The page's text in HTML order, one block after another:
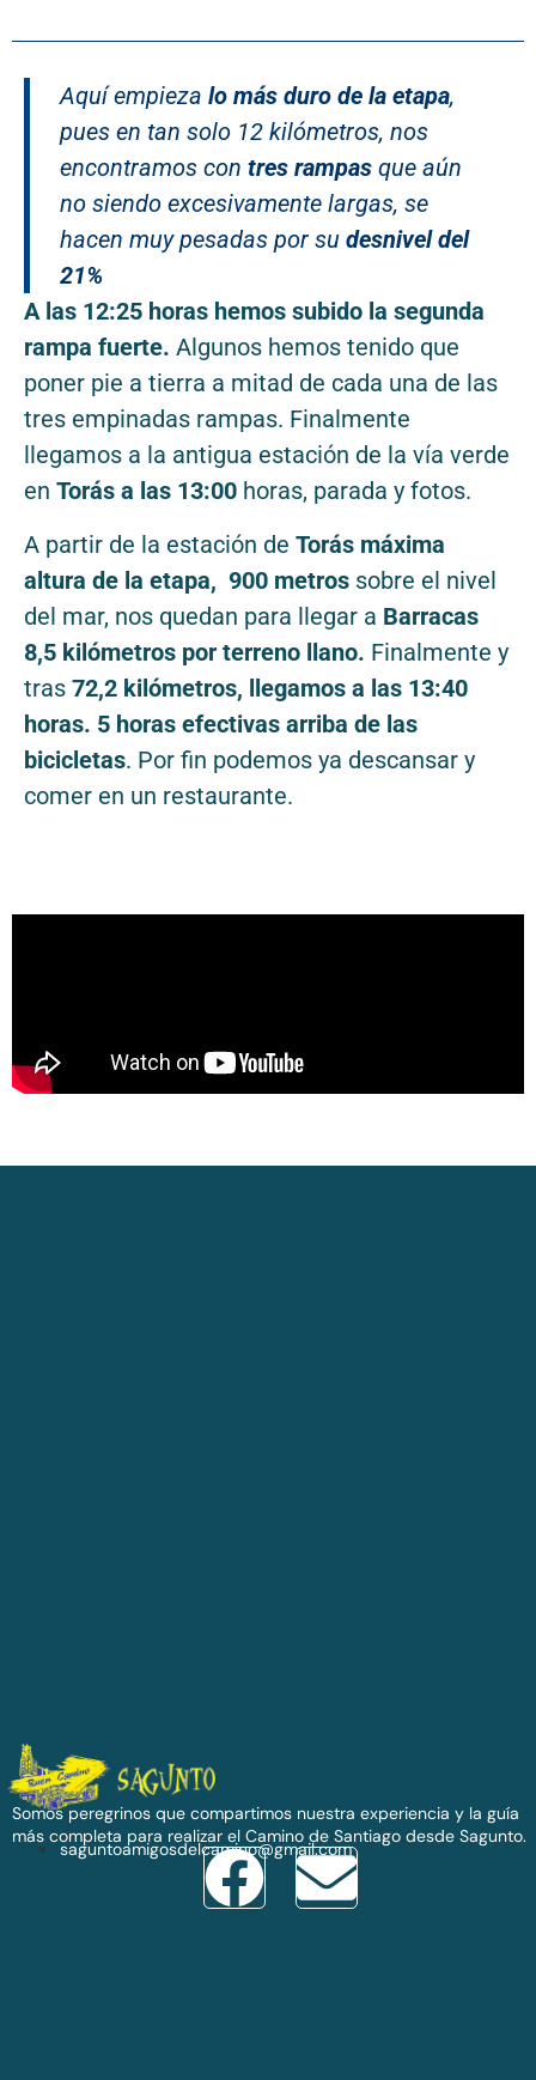
Aquí empieza lo más duro de la etapa,
pues en tan solo 12 kilómetros, nos
encontramos con tres rampas que aún
no siendo excesivamente largas, se
hacen muy pesadas por su desnivel del
21%
A las 12:25 horas hemos subido la segunda
rampa fuerte. Algunos hemos tenido que
poner pie a tierra a mitad de cada una de las
tres empinadas rampas. Finalmente
llegamos a la antigua estación de la vía verde
en Torás a las 13:00 horas, parada y fotos.
A partir de la estación de Torás máxima
altura de la etapa, 900 metros sobre el nivel
del mar, nos quedan para llegar a Barracas
8,5 kilómetros por terreno llano. Finalmente y
tras 72,2 kilómetros, llegamos a las 13:40
horas. 5 horas efectivas arriba de las
bicicletas. Por fin podemos ya descansar y
comer en un restaurante.
Somos peregrinos que compartimos nuestra experiencia y la guía
más completa para realizar el Camino de Santiago desde Sagunto.
saguntoamigosdelcamino@gmail.com